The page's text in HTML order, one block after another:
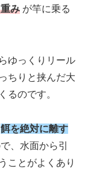
み が竿に乗る
ゆっくりリール
ちりと挟んだ大
るのです。
餌を絶対に離す
、水面から引
ことがよくあり